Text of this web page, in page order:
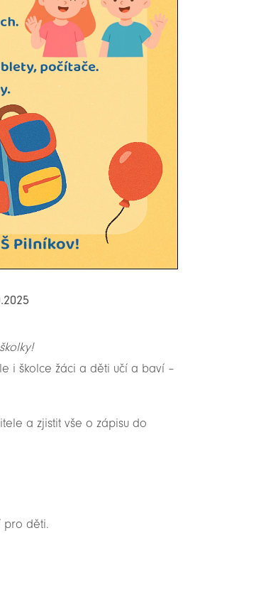
i školce žáci a děti učí a baví –
a zjistit vše o zápisu do
pro děti.